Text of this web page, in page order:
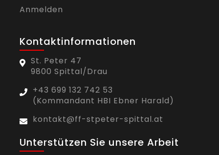
Anmelden
Kontaktinformationen
St. Peter 47
9800 Spittal/Drau
+43 699 132 742 53
(Kommandant HBI Ebner Harald)
kontakt@ff-stpeter-spittal.at
Unterstützen Sie unsere Arbeit